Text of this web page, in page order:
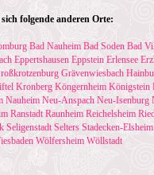
folgende anderen Orte:
Bad Nauheim Bad Soden Bad
Eppertshausen Eppstein Erlensee
Grävenwiesbach
Kronberg Köngernheim Königstein
Nauheim Neu-Anspach Neu-Isenburg
Ranstadt Raunheim Reichelsheim
Seligenstadt Selters Stadecken-Elsheim
Wölfersheim Wöllstadt